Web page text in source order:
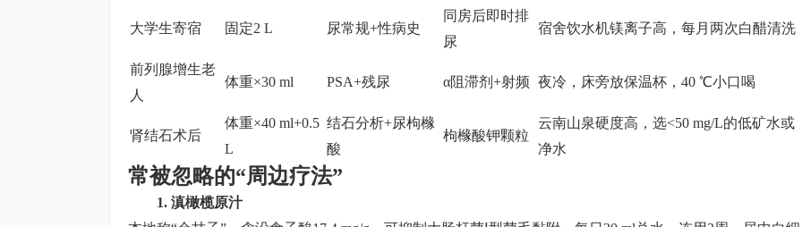
大学生寄宿 固定2 L 尿常规+性病史
同房后即时排
尿
宿舍饮水机镁离子高，每月两次白醋清洗
前列腺增生老
人
体重×30 ml PSA+残尿 α阻滞剂+射频 夜冷，床旁放保温杯，40 ℃小口喝
肾结石术后
体重×40 ml+0.5
L
结石分析+尿枸橼
酸
枸橼酸钾颗粒
云南山泉硬度高，选<50 mg/L的低矿水或
净水
常被忽略的“周边疗法”
1. 滇橄榄原汁